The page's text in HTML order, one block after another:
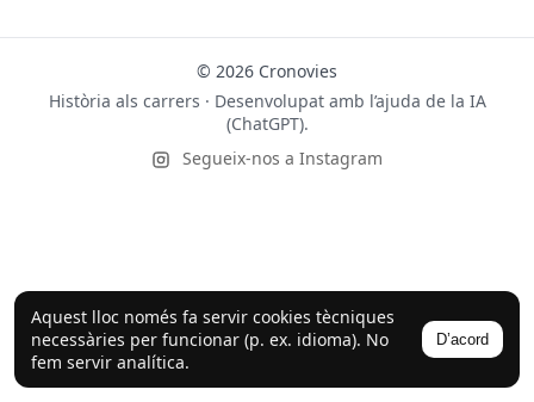
Aquest lloc només fa servir cookies tècniques
necessàries per funcionar (p. ex. idioma). No
fem servir analítica.
D’acord
© 2026 Cronovies
Història als carrers · Desenvolupat amb l’ajuda de la IA
(ChatGPT).
Segueix-nos a Instagram